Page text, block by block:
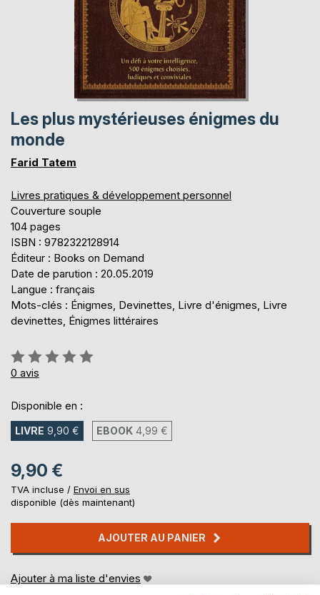
Les plus mystérieuses énigmes du
monde
Farid Tatem
Livres pratiques & développement personnel
Couverture souple
104 pages
ISBN : 9782322128914
Éditeur : Books on Demand
Date de parution : 20.05.2019
Langue : français
Mots-clés : Énigmes, Devinettes, Livre d'énigmes, Livre
devinettes, Énigmes littéraires
Évaluation:
0%
0 avis
Disponible en :
LIVRE 9,90 € EBOOK 4,99 €
9,90 €
TVA incluse / Envoi en sus
disponible (dès maintenant)
AJOUTER AU PANIER
Ajouter à ma liste d'envies